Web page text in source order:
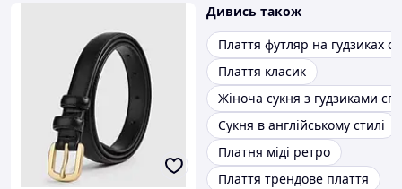
Дивись також
Плаття футляр на гудзиках
Плаття класик
Жіноча сукня з гудзиками
Сукня в англійському стилі
Платня міді ретро
Плаття трендове плаття